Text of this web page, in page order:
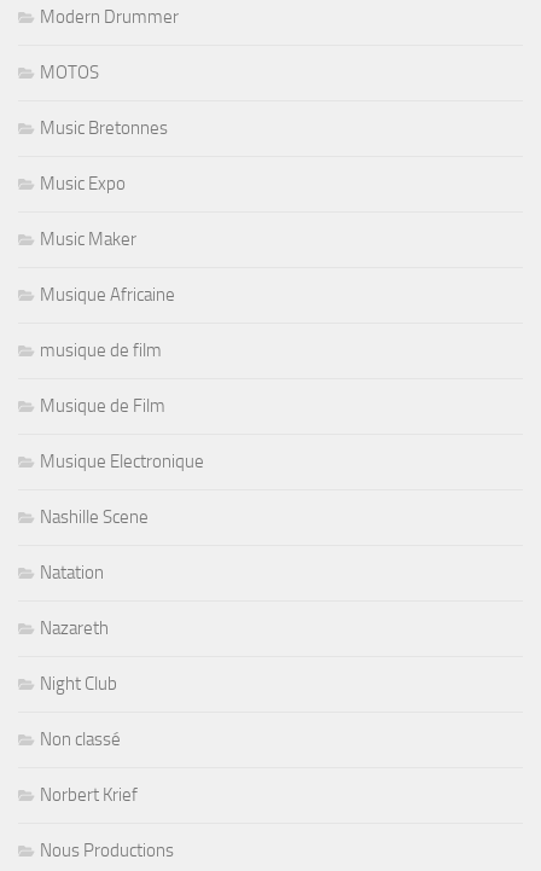
Modern Drummer
MOTOS
Music Bretonnes
Music Expo
Music Maker
Musique Africaine
musique de film
Musique de Film
Musique Electronique
Nashille Scene
Natation
Nazareth
Night Club
Non classé
Norbert Krief
Nous Productions